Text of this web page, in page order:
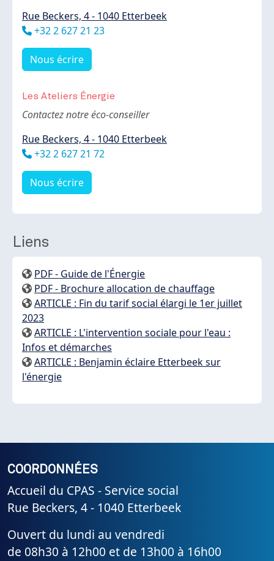
Rue Beckers, 4 - 1040 Etterbeek
Téléphone
+32 2 627 21 23
Nous écrire
Les Ateliers Énergie
Body
Contactez notre éco-conseiller
Rue Beckers, 4 - 1040 Etterbeek
Téléphone
+32 2 627 21 72
Nous écrire
Liens
PDF - Guide de l'Énergie
PDF - Brochure allocation de chauffage
ARTICLE : Fin du tarif social élargi le 1er juillet
2023
ARTICLE : L'intervention sociale pour l'eau :
Infos et démarches
ARTICLE : Benjamin éclaire Etterbeek sur
l'énergie
COORDONNÉES
Accueil du CPAS - Service social
Rue Beckers, 4 - 1040 Etterbeek
Ouvert du lundi au vendredi
de 08h30 à 12h00 et de 13h00 à 16h00